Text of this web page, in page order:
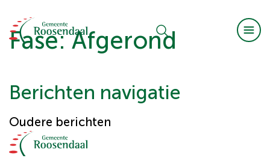
Fase:Afgerond
Berichten navigatie
Oudere berichten